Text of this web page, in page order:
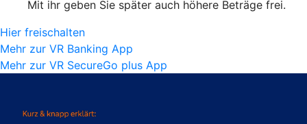
Mit ihr geben Sie später auch höhere Beträge frei.
Hier freischalten
Mehr zur VR Banking App
Mehr zur VR SecureGo plus App